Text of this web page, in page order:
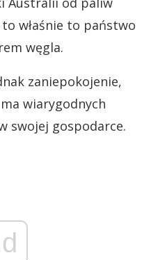
właśnie to państwo
węgla.
zaniepokojenie,
wiarygodnych
swojej gospodarce.